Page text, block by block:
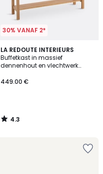
30% VANAF 2*
LA REDOUTE INTERIEURS
Buffetkast in massief
dennenhout en vlechtwerk
449.00 €
4.3
/ 5
4.3
/